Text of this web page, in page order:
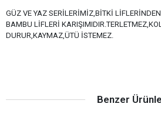
GÜZ VE YAZ SERİLERİMİZ,BİTKİ
BAMBU LİFLERİ
DURUR,KAYMAZ,ÜTÜ İSTEMEZ.
Benzer